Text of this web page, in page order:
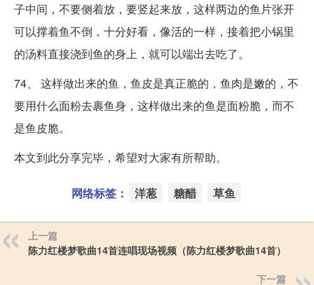
子中间，不要侧着放，要竖起来放，这样两边的鱼片张开
可以撑着鱼不倒，十分好看，像活的一样，接着把小锅里
的汤料直接浇到鱼的身上，就可以端出去吃了。
74、 这样做出来的鱼，鱼皮是真正脆的，鱼肉是嫩的，不
要用什么面粉去裹鱼身，这样做出来的鱼是面粉脆，而不
是鱼皮脆。
本文到此分享完毕，希望对大家有所帮助。
网络标签： 洋葱 糖醋 草鱼
上一篇
陈力红楼梦歌曲14首连唱现场视频（陈力红楼梦歌曲14首）
下一篇